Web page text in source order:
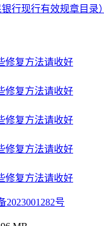
行现行有效规章目录）
修复方法请收好
修复方法请收好
修复方法请收好
修复方法请收好
修复方法请收好
2023001282号